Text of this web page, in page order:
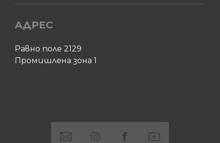
АДРЕС
Равно поле 2129
Промишлена зона 1